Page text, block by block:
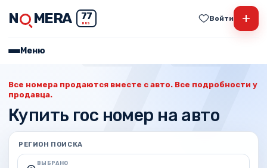
N MERA 77
RUS
Войти +
Меню
Все номера продаются вместе с авто. Все подробности у
продавца.
Купить гос номер на авто
РЕГИОН ПОИСКА
ВЫБРАНО